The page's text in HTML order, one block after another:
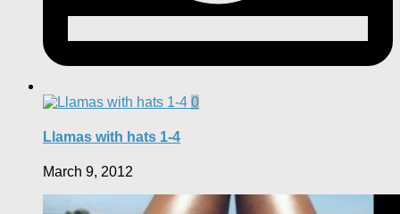
0
Llamas with hats 1-4
March 9, 2012